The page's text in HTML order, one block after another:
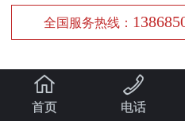
全国服务热线：

首页

电话